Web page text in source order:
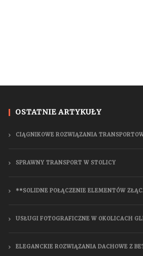
OSTATNIE ARTYKUŁY
CIĄGNIKOWE ROZWIĄZANIA
SPRAWNY TRANSPORT W STOLICY
**SOLIDNE POŁĄCZENIE ELEMENTÓW
USŁUGI FOTOGRAFICZNE W OKOLICACH
ELEGANCKIE ROZWIĄZANIA DACHOWE Z